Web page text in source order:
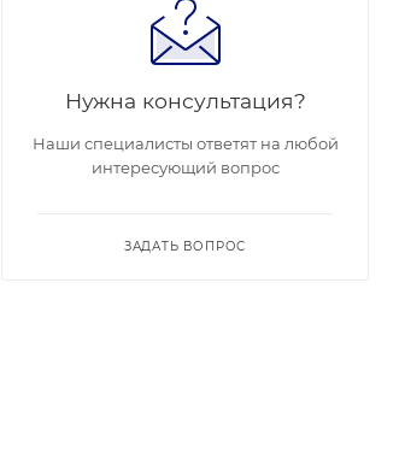
Нужна консультация?
Наши специалисты ответят на любой
интересующий вопрос
ЗАДАТЬ ВОПРОС